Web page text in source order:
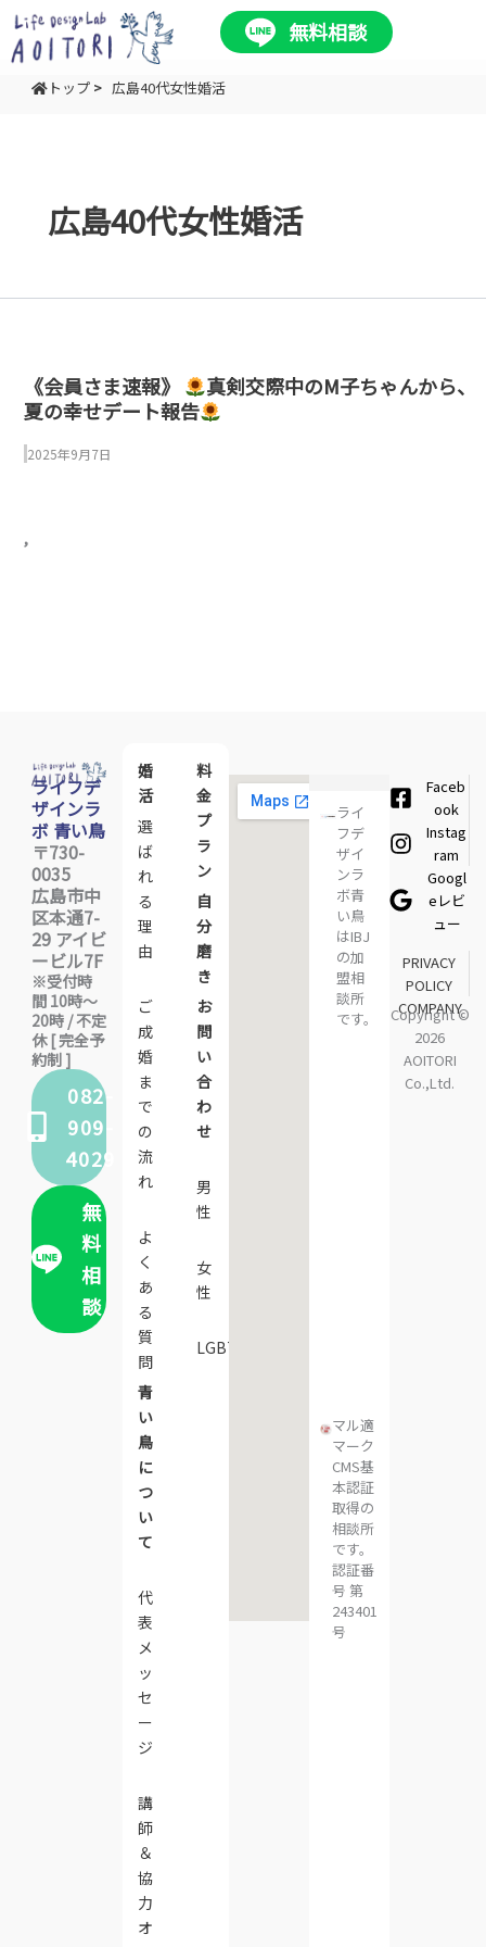
を
無料相談
トップ > 広島40代女性婚活
広島40代女性婚活
《会員さま速報》
真剣交際中のM子ちゃんから、
夏の幸せデート報告
2025年9月7日
,
ライフデ
ザインラ
ボ 青い鳥
〒730-
0035
広島市中
区本通7-
29 アイビ
ービル7F
※受付時
間 10時〜
20時 / 不定
休 [ 完全予
約制 ]
082-
909-
4029
無
料
相
談
婚
活
選
ば
れ
る
理
由
ご
成
婚
ま
で
の
流
れ
よ
く
あ
る
質
問
青
い
鳥
に
つ
い
て
代
表
メ
ッ
セ
ー
ジ
講
師
＆
協
力
オ
料
金
プ
ラ
ン
自
分
磨
き
お
問
い
合
わ
せ
男
性
女
性
LGBTQ+
ライ
フデ
ザイ
ンラ
ボ青
い鳥
はIBJ
の加
盟相
談所
です。
マル適
マーク
CMS基
本認証
取得の
相談所
です。
認証番
号 第
243401
号
Faceb
ook
Instag
ram
Googl
eレビ
ュー
PRIVACY
POLICY
COMPANY
Copyright ©
2026
AOITORI
Co.,Ltd.